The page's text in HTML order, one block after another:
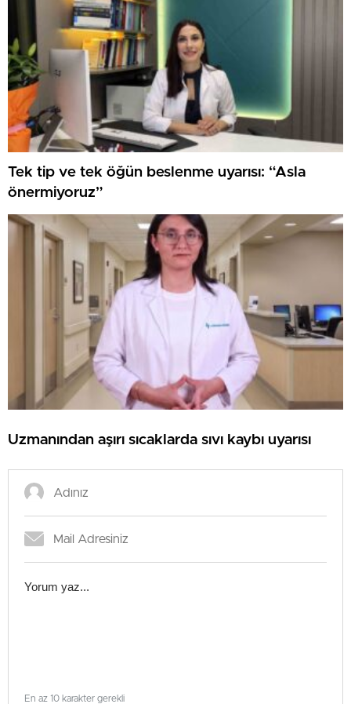
Tek tip ve tek öğün beslenme uyarısı: “Asla
önermiyoruz”
Uzmanından aşırı sıcaklarda sıvı kaybı uyarısı
En az 10 karakter gerekli